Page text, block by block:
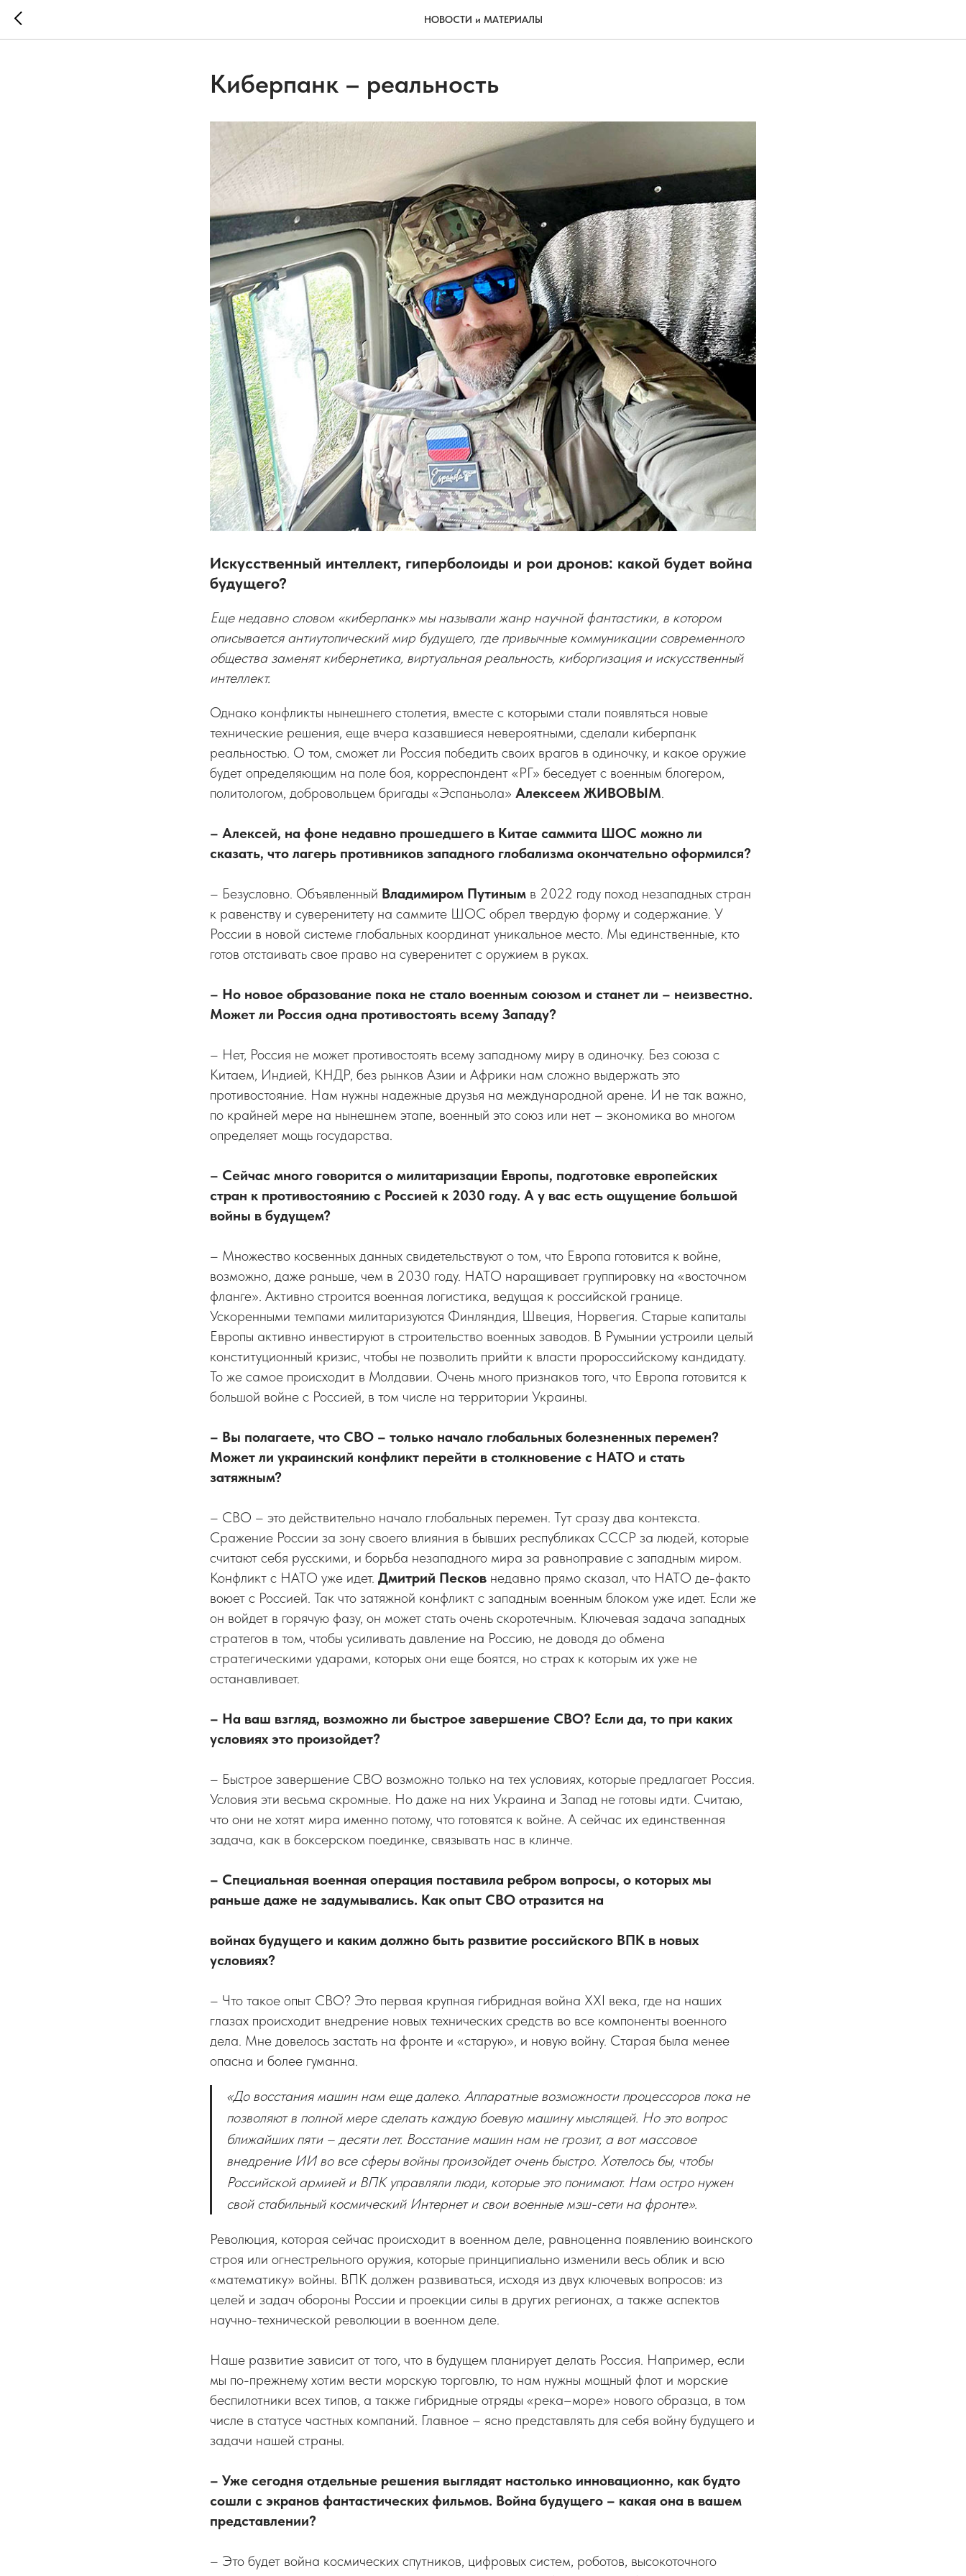
НОВОСТИ и МАТЕРИАЛЫ
Киберпанк – реальность
Искусственный интеллект, гиперболоиды и рои дронов: какой будет война
будущего?
Еще недавно словом «киберпанк» мы называли жанр научной фантастики, в котором
описывается антиутопический мир будущего, где привычные коммуникации современного
общества заменят кибернетика, виртуальная реальность, киборгизация и искусственный
интеллект.
Однако конфликты нынешнего столетия, вместе с которыми стали появляться новые
технические решения, еще вчера казавшиеся невероятными, сделали киберпанк
реальностью. О том, сможет ли Россия победить своих врагов в одиночку, и какое оружие
будет определяющим на поле боя, корреспондент «РГ» беседует с военным блогером,
политологом, добровольцем бригады «Эспаньола» Алексеем ЖИВОВЫМ.
– Алексей, на фоне недавно прошедшего в Китае саммита ШОС можно ли
сказать, что лагерь противников западного глобализма окончательно оформился?
– Безусловно. Объявленный Владимиром Путиным в 2022 году поход незападных стран
к равенству и суверенитету на саммите ШОС обрел твердую форму и содержание. У
России в новой системе глобальных координат уникальное место. Мы единственные, кто
готов отстаивать свое право на суверенитет с оружием в руках.
– Но новое образование пока не стало военным союзом и станет ли – неизвестно.
Может ли Россия одна противостоять всему Западу?
– Нет, Россия не может противостоять всему западному миру в одиночку. Без союза с
Китаем, Индией, КНДР, без рынков Азии и Африки нам сложно выдержать это
противостояние. Нам нужны надежные друзья на международной арене. И не так важно,
по крайней мере на нынешнем этапе, военный это союз или нет – экономика во многом
определяет мощь государства.
– Сейчас много говорится о милитаризации Европы, подготовке европейских
стран к противостоянию с Россией к 2030 году. А у вас есть ощущение большой
войны в будущем?
– Множество косвенных данных свидетельствуют о том, что Европа готовится к войне,
возможно, даже раньше, чем в 2030 году. НАТО наращивает группировку на «восточном
фланге». Активно строится военная логистика, ведущая к российской границе.
Ускоренными темпами милитаризуются Финляндия, Швеция, Норвегия. Старые капиталы
Европы активно инвестируют в строительство военных заводов. В Румынии устроили целый
конституционный кризис, чтобы не позволить прийти к власти пророссийскому кандидату.
То же самое происходит в Молдавии. Очень много признаков того, что Европа готовится к
большой войне с Россией, в том числе на территории Украины.
– Вы полагаете, что СВО – только начало глобальных болезненных перемен?
Может ли украинский конфликт перейти в столкновение с НАТО и стать
затяжным?
– СВО – это действительно начало глобальных перемен. Тут сразу два контекста.
Сражение России за зону своего влияния в бывших республиках СССР за людей, которые
считают себя русскими, и борьба незападного мира за равноправие с западным миром.
Конфликт с НАТО уже идет. Дмитрий Песков недавно прямо сказал, что НАТО де-факто
воюет с Россией. Так что затяжной конфликт с западным военным блоком уже идет. Если же
он войдет в горячую фазу, он может стать очень скоротечным. Ключевая задача западных
стратегов в том, чтобы усиливать давление на Россию, не доводя до обмена
стратегическими ударами, которых они еще боятся, но страх к которым их уже не
останавливает.
– На ваш взгляд, возможно ли быстрое завершение СВО? Если да, то при каких
условиях это произойдет?
– Быстрое завершение СВО возможно только на тех условиях, которые предлагает Россия.
Условия эти весьма скромные. Но даже на них Украина и Запад не готовы идти. Считаю,
что они не хотят мира именно потому, что готовятся к войне. А сейчас их единственная
задача, как в боксерском поединке, связывать нас в клинче.
– Специальная военная операция поставила ребром вопросы, о которых мы
раньше даже не задумывались. Как опыт СВО отразится на
войнах будущего и каким должно быть развитие российского ВПК в новых
условиях?
– Что такое опыт СВО? Это первая крупная гибридная война XXI века, где на наших
глазах происходит внедрение новых технических средств во все компоненты военного
дела. Мне довелось застать на фронте и «старую», и новую войну. Старая была менее
опасна и более гуманна.
«До восстания машин нам еще далеко. Аппаратные возможности процессоров пока не
позволяют в полной мере сделать каждую боевую машину мыслящей. Но это вопрос
ближайших пяти – десяти лет. Восстание машин нам не грозит, а вот массовое
внедрение ИИ во все сферы войны произойдет очень быстро. Хотелось бы, чтобы
Российской армией и ВПК управляли люди, которые это понимают. Нам остро нужен
свой стабильный космический Интернет и свои военные мэш-сети на фронте».
Революция, которая сейчас происходит в военном деле, равноценна появлению воинского
строя или огнестрельного оружия, которые принципиально изменили весь облик и всю
«математику» войны. ВПК должен развиваться, исходя из двух ключевых вопросов: из
целей и задач обороны России и проекции силы в других регионах, а также аспектов
научно-технической революции в военном деле.
Наше развитие зависит от того, что в будущем планирует делать Россия. Например, если
мы по-прежнему хотим вести морскую торговлю, то нам нужны мощный флот и морские
беспилотники всех типов, а также гибридные отряды «река–море» нового образца, в том
числе в статусе частных компаний. Главное – ясно представлять для себя войну будущего и
задачи нашей страны.
– Уже сегодня отдельные решения выглядят настолько инновационно, как будто
сошли с экранов фантастических фильмов. Война будущего – какая она в вашем
представлении?
– Это будет война космических спутников, цифровых систем, роботов, высокоточного